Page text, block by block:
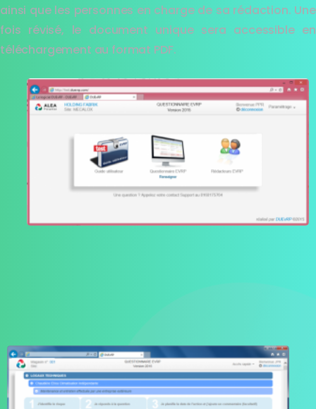
ainsi que les personnes en charge de sa rédaction. Une
fois révisé, le document unique sera accessible en
téléchargement au format PDF.